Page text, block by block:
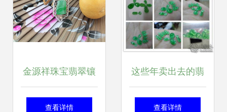
金源祥珠宝翡翠镶
嵌吊坠 价格、厂
查看详情
这些年卖出去的翡
翠小精品 珍藏与时
查看详情